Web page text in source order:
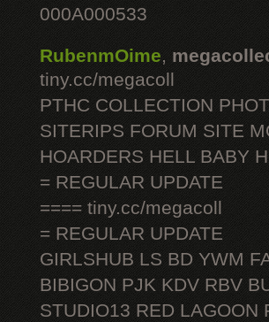
000A000533
RubenmOime,
tiny.cc/megacoll
PTHC COLLECTION
SITERIPS FORUM SITE
HOARDERS HELL BABY
= REGULAR UPDATE
==== tiny.cc/megacoll
= REGULAR UPDATE
GIRLSHUB LS BD YWM
BIBIGON PJK KDV RBV
STUDIO13 RED LAGOON